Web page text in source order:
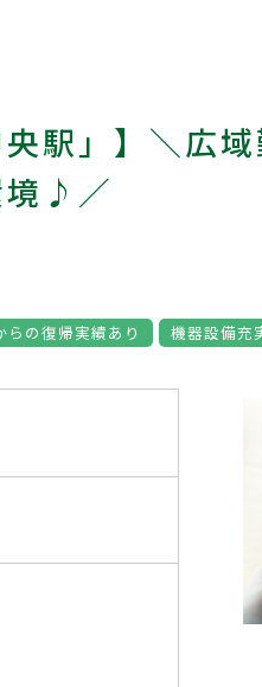
駅」】＼広
境♪／
らの復帰実績あり 機器設備充